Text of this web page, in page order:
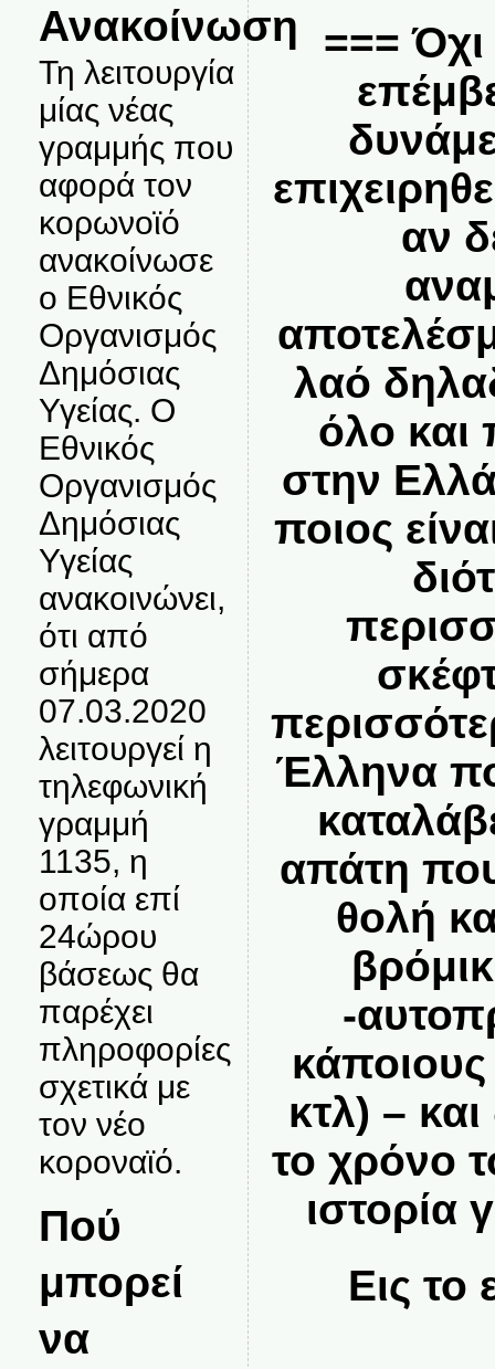
Ανακοίνωση
Τη λειτουργία
μίας νέας
γραμμής που
αφορά τον
κορωνοϊό
ανακοίνωσε
ο Εθνικός
Οργανισμός
Δημόσιας
Υγείας. Ο
Εθνικός
Οργανισμός
Δημόσιας
Υγείας
ανακοινώνει,
ότι από
σήμερα
07.03.2020
λειτουργεί η
τηλεφωνική
γραμμή
1135, η
οποία επί
24ώρου
βάσεως θα
παρέχει
πληροφορίες
σχετικά με
τον νέο
κοροναϊό.
Πού
μπορεί
να
=== Όχι
αν
λαό
όλο και
στην
ποιος
Έλληνα
απάτη
θολή
-
κτλ) –
το χρόνο
ιστορία
Εις το